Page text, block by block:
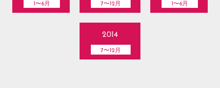
1〜6月 7〜12月 1〜6月
2014
7〜12月